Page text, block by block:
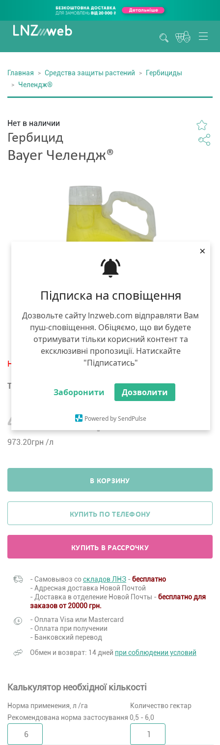
Підписка на сповіщення
Дозвольте сайту lnzweb.com відправляти Вам
пуш-сповіщення. Обіцяємо, що ви будете
отримувати тільки корисний контент та
ексклюзивні пропозиції. Натискайте
"Підписатись"
Заборонити Дозволити
Powered by SendPulse
×
Главная Средства защиты растений
Гербициды
Челендж®
Нет в наличии
Гербицид
Bayer Челендж®
Нет в наличии
Тара :
4 866.00 грн
973.20грн /л
В КОРЗИНУ
КУПИТЬ ПО ТЕЛЕФОНУ
КУПИТЬ В РАССРОЧКУ
- Самовывоз соскладов ЛНЗ - бесплатно
- Адресная доставка Новой Почтой
- Доставка в отделение Новой Почты - бесплатно для
заказов от 20000 грн.
- Оплата Visa или Mastercard
- Оплата при получении
- Банковский перевод
Обмен и возврат: 14 дней при соблюдении условий
Калькулятор необхідної кількості
Норма применения, л /га
Количество гектар
Рекомендована норма застосування 0,5 - 6,0